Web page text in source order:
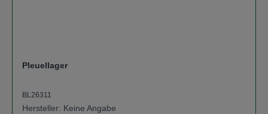
Pleuellager
BL26311
Hersteller: Keine Angabe